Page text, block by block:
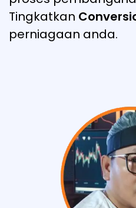
Tingkatkan
perniagaan anda.